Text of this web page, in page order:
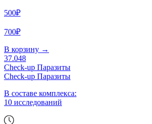
500₽
700₽
В корзину →
37.048
Check-up Паразиты
Check-up Паразиты
В составе комплекса:
10 исследований